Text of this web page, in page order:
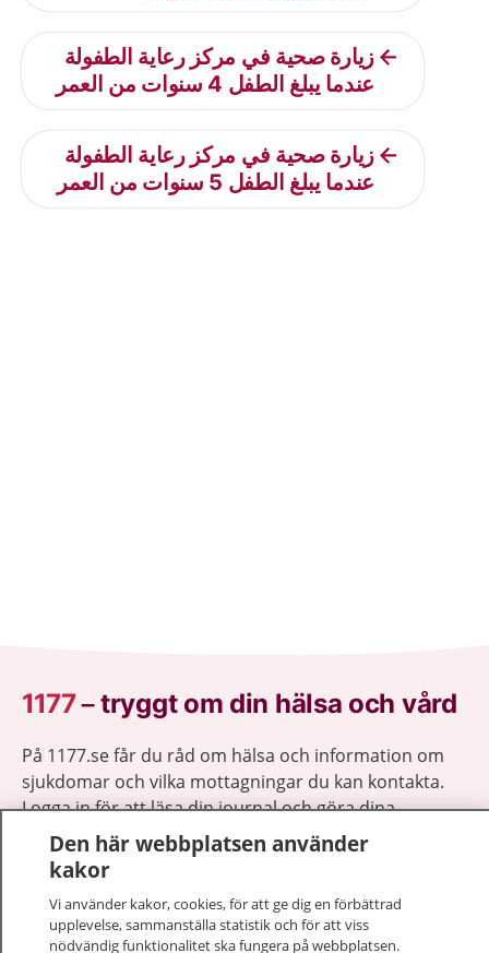
زيارة صحية في مركز رعاية الطفولة
عندما يبلغ الطفل 4 سنوات من العمر
زيارة صحية في مركز رعاية الطفولة
عندما يبلغ الطفل 5 سنوات من العمر
1177–tryggt om din hälsa och vård
På 1177.se får du råd om hälsa och information om
sjukdomar och vilka mottagningar du kan kontakta.
Logga in för att läsa din journal och göra dina
vårdärenden. Ring telefonnummer 1177 för
sjukvårdsrådgivning dygnet runt.
Den här webbplatsen använder
kakor
Vi använder kakor, cookies, för att ge dig en förbättrad
upplevelse, sammanställa statistik och för att viss
nödvändig funktionalitet ska fungera på webbplatsen.